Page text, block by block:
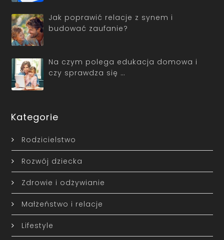
Jak poprawić relacje z synem i
budować zaufanie?
Na czym polega edukacja domowa i
czy sprawdza się …
Kategorie
Rodzicielstwo
Rozwój dziecka
Zdrowie i odżywianie
Małżeństwo i relacje
Lifestyle